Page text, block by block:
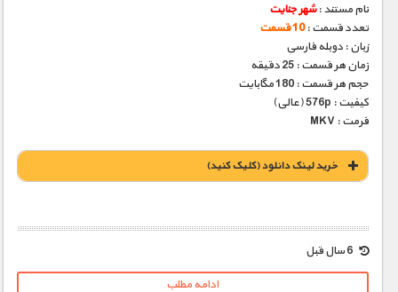
نام مستند :شهر جنایت
تعدد قسمت :10 قسمت
زبان : دوبله فارسی
زمان هر قسمت : 25 دقیقه
حجم هر قسمت : 180 مگابایت
کیفیت : 576p (عالی)
فرمت : MKV
خريد لينک دانلود (کليک کنيد)
1900 تومان – دانلود قسمت 1(افزودن به سبد دانلود)
ادامه مطلب